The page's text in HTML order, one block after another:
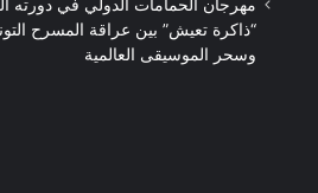
“ذاكرة تعيش” بين عراقة المسرح
وسحر الموسيقى العالمية